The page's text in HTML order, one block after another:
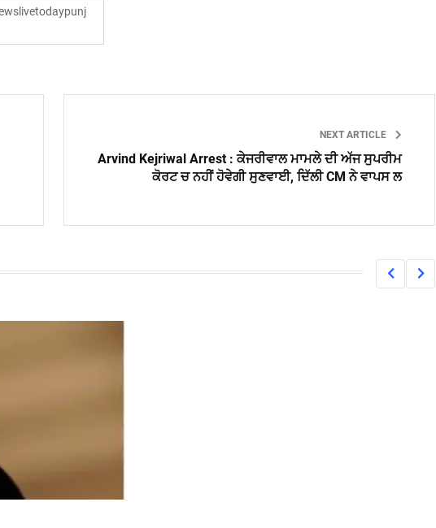
NEXT ARTICLE
Arvind Kejriwal Arrest : ਕੇਜਰੀਵਾਲ ਮਾਮਲੇ ਦੀ ਅੱਜ ਸੁਪਰੀਮ
ਕੋਰਟ ਚ ਨਹੀਂ ਹੋਵੇਗੀ ਸੁਣਵਾਈ, ਦਿੱਲੀ CM ਨੇ ਵਾਪਸ ਲ